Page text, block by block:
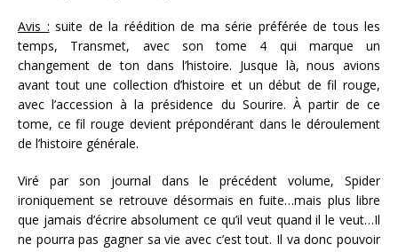
Avis : suite de la réédition de ma série préférée de tous les
temps, Transmet, avec son tome 4 qui marque un
changement de ton dans l’histoire. Jusque là, nous avions
avant tout une collection d’histoire et un début de fil rouge,
avec l’accession à la présidence du Sourire. À partir de ce
tome, ce fil rouge devient prépondérant dans le déroulement
de l’histoire générale.
Viré par son journal dans le précédent volume, Spider
ironiquement se retrouve désormais en fuite…mais plus libre
que jamais d’écrire absolument ce qu’il veut quand il le veut…Il
ne pourra pas gagner sa vie avec c’est tout. Il va donc pouvoir